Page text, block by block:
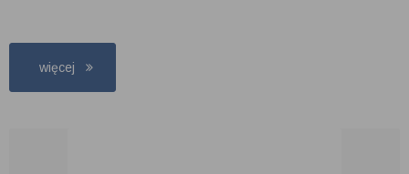
więcej